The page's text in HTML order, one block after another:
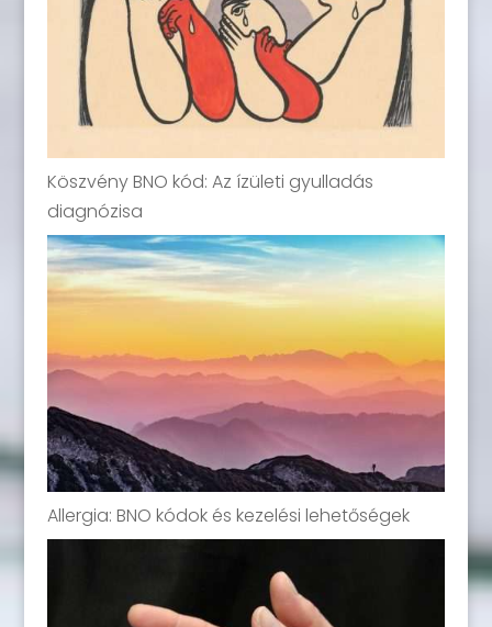
Köszvény BNO kód: Az ízületi gyulladás
diagnózisa
Allergia: BNO kódok és kezelési lehetőségek